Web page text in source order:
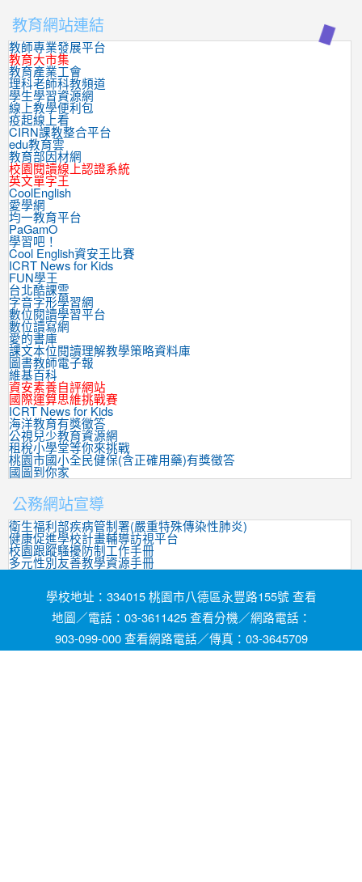
教育網站連結
教師專業發展平台
教育大市集
教育產業工會
理科老師科教頻道
學生學習資源網
線上教學便利包
疫起線上看
CIRN課教整合平台
edu教育雲
教育部因材網
校園閱讀線上認證系統
英文單字王
CoolEnglish
愛學網
均一教育平台
PaGamO
學習吧！
Cool English資安王比賽
ICRT News for Kids
FUN學王
台北酷課雲
字音字形學習網
數位閱讀學習平台
數位讀寫網
愛的書庫
課文本位閱讀理解教學策略資料庫
圖書教師電子報
維基百科
資安素養自評網站
國際運算思維挑戰賽
ICRT News for Kids
海洋教育有獎徵答
公視兒少教育資源網
租稅小學堂等你來挑戰
桃園市國小全民健保(含正確用藥)有獎徵答
國圖到你家
公務網站宣導
衛生福利部疾病管制署(嚴重特殊傳染性肺炎)
健康促進學校計畫輔導訪視平台
校園跟蹤騷擾防制工作手冊
多元性別友善教學資源手冊
學校地址：334015 桃園市八德區永豐路155號 查看
地圖／電話：03-3611425 查看分機／網路電話：
903-099-000 查看網路電話／傳真：03-3645709